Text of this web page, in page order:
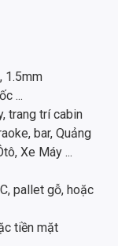
1.5mm
...
trang trí cabin
bar, Quảng
Xe Máy ...
pallet gỗ, hoặc
tiền mặt